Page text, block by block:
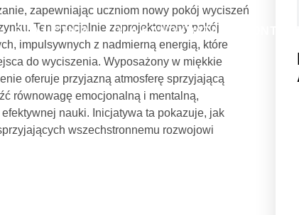
DLA UCZNIA DLA KANDYDATA
W
22 października, 2024
zapewniając uczniom nowy pokój wyciszeń
Ten specjalnie zaprojektowany pokój
impulsywnych z nadmierną energią, które
do wyciszenia. Wyposażony w miękkie
oferuje przyjazną atmosferę sprzyjającą
równowagę emocjonalną i mentalną,
nauki. Inicjatywa ta pokazuje, jak
wszechstronnemu rozwojowi